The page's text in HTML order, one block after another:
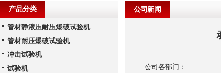
公司新闻
公司各部门：
产品分类
管材静液压耐压爆破试验机
管材耐压爆破试验机
冲击试验机
试验机